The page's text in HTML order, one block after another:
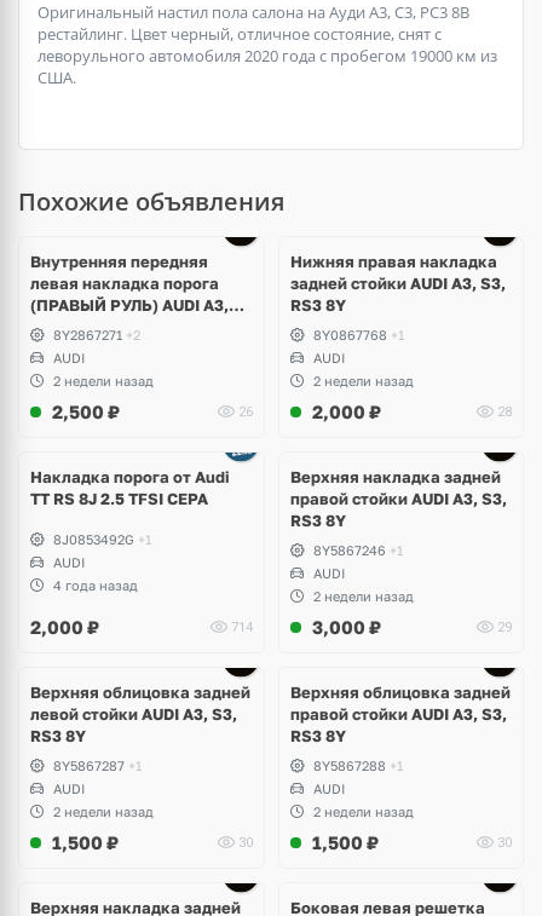
Оригинальный настил пола салона на Ауди А3, С3, РС3 8В
рестайлинг. Цвет черный, отличное состояние, снят с
леворульного автомобиля 2020 года с пробегом 19000 км из
США.
Похожие объявления
Внутренняя передняя
левая накладка порога
(ПРАВЫЙ РУЛЬ) AUDI A3,
S3, RS3 8Y
8Y2867271 +2
AUDI
2 недели назад
2,500 ₽ 26
Нижняя правая накладка
задней стойки AUDI A3, S3,
RS3 8Y
8Y0867768 +1
AUDI
2 недели назад
2,000 ₽ 28
Накладка порога от Audi
TT RS 8J 2.5 TFSI CEPA
8J0853492G +1
AUDI
4 года назад
2,000 ₽ 714
Верхняя накладка задней
правой стойки AUDI A3, S3,
RS3 8Y
8Y5867246 +1
AUDI
2 недели назад
3,000 ₽ 29
Верхняя облицовка задней
левой стойки AUDI A3, S3,
RS3 8Y
8Y5867287 +1
AUDI
2 недели назад
1,500 ₽ 30
Верхняя облицовка задней
правой стойки AUDI A3, S3,
RS3 8Y
8Y5867288 +1
AUDI
2 недели назад
1,500 ₽ 30
Верхняя накладка задней Боковая левая решетка